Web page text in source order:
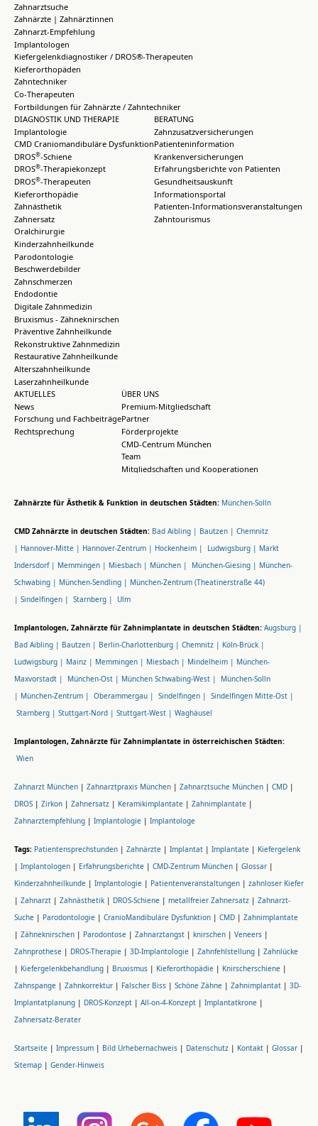
Zahnarztsuche
Zahnärzte | Zahnärztinnen
Zahnarzt-Empfehlung
Implantologen
Kiefergelenkdiagnostiker / DROS®-Therapeuten
Kieferorthopäden
Zahntechniker
Co-Therapeuten
Fortbildungen für Zahnärzte / Zahntechniker
DIAGNOSTIK UND THERAPIE
Implantologie
CMD Craniomandibuläre Dysfunktion
DROS®-Schiene
DROS®-Therapiekonzept
DROS®-Therapeuten
Kieferorthopädie
Zahnästhetik
Zahnersatz
Oralchirurgie
Kinderzahnheilkunde
Parodontologie
Beschwerdebilder
Zahnschmerzen
Endodontie
Digitale Zahnmedizin
Bruxismus - Zähneknirschen
Präventive Zahnheilkunde
Rekonstruktive Zahnmedizin
Restaurative Zahnheilkunde
Alterszahnheilkunde
Laserzahnheilkunde
BERATUNG
Zahnzusatzversicherungen
Patienteninformation
Krankenversicherungen
Erfahrungsberichte von Patienten
Gesundheitsauskunft
Informationsportal
Patienten-Informationsveranstaltungen
Zahntourismus
AKTUELLES
News
Forschung und Fachbeiträge
Rechtsprechung
ÜBER UNS
Premium-Mitgliedschaft
Partner
Förderprojekte
CMD-Centrum München
Team
Mitgliedschaften und Kooperationen
Zahnärzte für Ästhetik & Funktion in deutschen Städten: München-Solln
CMD Zahnärzte in deutschen Städten: Bad Aibling | Bautzen | Chemnitz
| Hannover-Mitte | Hannover-Zentrum | Hockenheim | Ludwigsburg | Markt
Indersdorf | Memmingen | Miesbach | München | München-Giesing | München-
Schwabing | München-Sendling | München-Zentrum (Theatinerstraße 44)
| Sindelfingen | Starnberg | Ulm
Implantologen, Zahnärzte für Zahnimplantate in deutschen Städten: Augsburg |
Bad Aibling | Bautzen | Berlin-Charlottenburg | Chemnitz | Köln-Brück |
Ludwigsburg | Mainz | Memmingen | Miesbach | Mindelheim | München-
Maxvorstadt |
München-Ost | München Schwabing-West |
München-Solln
| München-Zentrum | Oberammergau | Sindelfingen | Sindelfingen Mitte-Ost |
Starnberg | Stuttgart-Nord | Stuttgart-West | Waghäusel
Implantologen, Zahnärzte für Zahnimplantate in österreichischen Städten:
Wien
Zahnarzt München | Zahnarztpraxis München | Zahnarztsuche München | CMD |
DROS | Zirkon | Zahnersatz | Keramikimplantate | Zahnimplantate |
Zahnarztempfehlung | Implantologie | Implantologe
Tags: Patientensprechstunden | Zahnärzte | Implantat | Implantate | Kiefergelenk
| Implantologen | Erfahrungsberichte | CMD-Zentrum München | Glossar |
Kinderzahnheilkunde | Implantologie | Patientenveranstaltungen | zahnloser Kiefer
| Zahnarzt | Zahnästhetik | DROS-Schiene | metallfreier Zahnersatz | Zahnarzt-
Suche | Parodontologie | CranioMandibuläre Dysfunktion | CMD | Zahnimplantate
| Zähneknirschen | Parodontose | Zahnarztangst | knirschen | Veneers |
Zahnprothese | DROS-Therapie | 3D-Implantologie | Zahnfehlstellung | Zahnlücke
| Kiefergelenkbehandlung | Bruxismus | Kieferorthopädie | Knirscherschiene |
Zahnspange | Zahnkorrektur | Falscher Biss | Schöne Zähne | Zahnimplantat | 3D-
Implantatplanung | DROS-Konzept | All-on-4-Konzept | Implantatkrone |
Zahnersatz-Berater
Startseite | Impressum | Bild Urhebernachweis | Datenschutz | Kontakt | Glossar |
Sitemap | Gender-Hinweis